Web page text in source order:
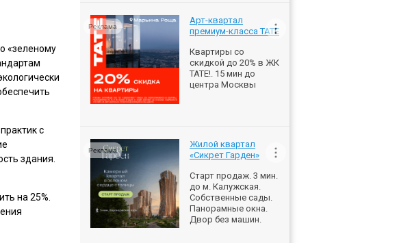
«зеленому
с
здания.
на 25%.
Арт-квартал
премиум-класса ТАТЕ
Квартиры со
скидкой до 20% в ЖК
ТАТЕ!. 15 мин до
центра Москвы
Реклама
Жилой квартал
«Сикрет Гарден»
Старт продаж. 3 мин.
до м. Калужская.
Собственные сады.
Панорамные окна.
Двор без машин.
Реклама